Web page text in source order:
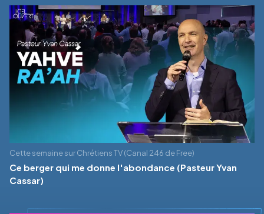
Cette semaine sur Chrétiens TV (Canal 246 de Free)
Ce berger qui me donne l'abondance (Pasteur Yvan
Cassar)